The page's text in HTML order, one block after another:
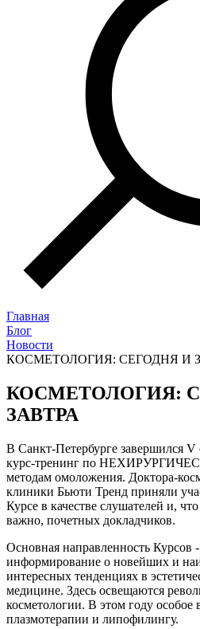
Главная
Блог
Новости
КОСМЕТОЛОГИЯ: СЕГОДНЯ И
КОСМЕТОЛОГИЯ:
ЗАВТРА
В Санкт-Петербурге завершился
курс-тренинг по
методам омоложения. Доктора-
клиники Бьюти Тренд приняли
Курсе в качестве слушателей и,
важно, почетных докладчиков.
Основная направленность Курсов -
информирование о новейших и
интересных тенденциях в
медицине. Здесь освещаются
косметологии. В этом году особое
плазмотерапии и липофилингу.